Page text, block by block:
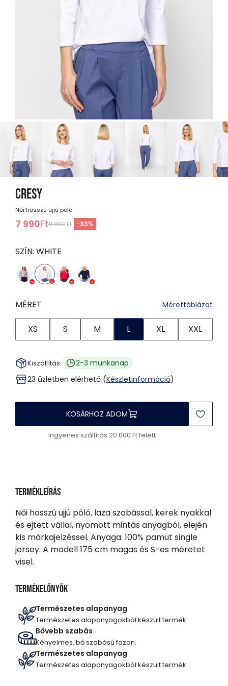
CRESY
Női hosszú ujjú póló
7 990Ft11 990 Ft -33%
SZÍN: WHITE
MÉRET Mérettáblázat
XS S M L XL XXL
Kiszállítás:
2-3 munkanap
23 üzletben elérhető (Készletinformáció)
KOSÁRHOZ ADOM
Ingyenes szállítás 20.000 Ft felett
Termékleírás
Női hosszú ujjú póló, laza szabással, kerek nyakkal
és ejtett vállal, nyomott mintás anyagból, elején
kis márkajelzéssel. Anyaga: 100% pamut single
jersey. A modell 175 cm magas és S-es méretet
visel.
Termékelőnyök
Természetes alapanyag
Természetes alapanyagokból készült termék.
Bővebb szabás
Kényelmes, bő szabású fazon.
Természetes alapanyag
Természetes alapanyagokból készült termék.